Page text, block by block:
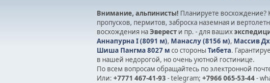
Внимание, альпинисты! Планируете восхождение?
пропусков, пермитов, заброска наземная и
восхождения наЭверест и пр. - для ваших
Аннапурна I (8091 м), Манаслу (8156 м), Массив
Шиша Пангма 8027 мсо стороныТибета.
в нашей недорогой, но очень уютной гостинице.
По всем вопросам обращайтесь по электронной
Или: +7771 467-41-93 - telegram; +7966 065-53-44-